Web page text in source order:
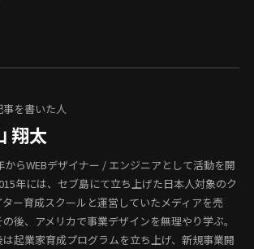
事を書いた人
翔太
からWEBデザイナー / エンジニアとして活動を開
年には、セブ島にて立ち上げた日本人対象のク
ター育成スクールと運営していたメディアを売
後、アメリカで事業デザインを無理やり学ぶ。
は起業家育成プログラムを立ち上げ、新規事業開